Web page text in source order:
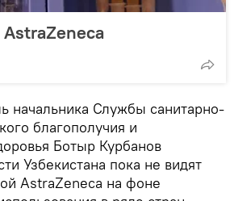
AstraZeneca
начальника Службы санитарно-
благополучия и
Ботыр Курбанов
Узбекистана пока не видят
AstraZeneca на фоне